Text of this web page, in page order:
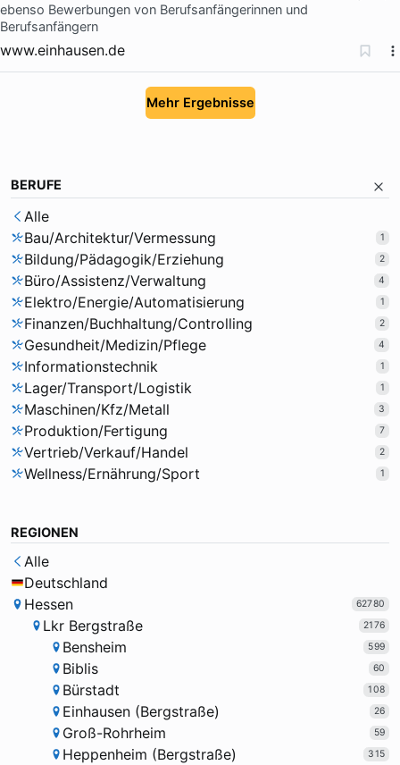
ebenso Bewerbungen von Berufsanfängerinnen und
Berufsanfängern
www.einhausen.de
Mehr Ergebnisse
BERUFE
Alle
Bau/Architektur/Vermessung
1
Bildung/Pädagogik/Erziehung 2
Büro/Assistenz/Verwaltung 4
Elektro/Energie/Automatisierung 1
Finanzen/Buchhaltung/Controlling 2
Gesundheit/Medizin/Pflege 4
Informationstechnik 1
Lager/Transport/Logistik 1
Maschinen/Kfz/Metall 3
Produktion/Fertigung 7
Vertrieb/Verkauf/Handel 2
Wellness/Ernährung/Sport 1
REGIONEN
Alle
Deutschland
Hessen
62780
Lkr Bergstraße 2176
Bensheim 599
Biblis 60
Bürstadt 108
Einhausen (Bergstraße) 26
Groß-Rohrheim 59
Heppenheim (Bergstraße) 315